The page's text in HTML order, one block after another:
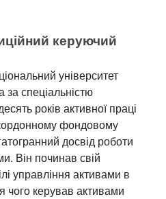
керуючий
університет
за спеціальністю
років активної праці
фондовому
досвід роботи
Він починав свій
управління активами в
чого керував активами